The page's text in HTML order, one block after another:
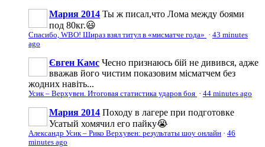
Мария 2014 Ты ж писал,что Лома между боями
под 80кг.😃
Спасибо, WBO! Шираз взял титул в «мисматче года» · 43 minutes
ago
Євген Камс Чесно признаюсь бій не дивився, адже
вважав його чистим показовим місматчем без
жодних навіть...
Усик – Верхувен. Итоговая статистика ударов боя · 44 minutes ago
Мария 2014 Походу в лагере при подготовке
Усатый хомячил его пайку😭
Александр Усик – Рико Верхувен: результаты шоу онлайн · 46
minutes ago